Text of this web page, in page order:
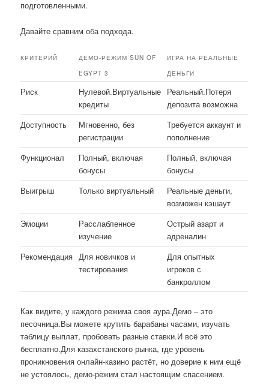
подготовленными.
Давайте сравним оба подхода.
КРИТЕРИЙ
ДЕМО-РЕЖИМ SUN OF
EGYPT 3
ИГРА НА РЕАЛЬНЫЕ
ДЕНЬГИ
Риск
Нулевой.Виртуальные
кредиты
Реальный.Потеря
депозита возможна
Доступность
Мгновенно, без
регистрации
Требуется аккаунт и
пополнение
Функционал
Полный, включая
бонусы
Полный, включая
бонусы
Выигрыш
Только виртуальный
Реальные деньги,
возможен кэшаут
Эмоции
Расслабленное
изучение
Острый азарт и
адреналин
Рекомендация Для новичков и
тестирования
Для опытных
игроков с
банкроллом
Как видите, у каждого режима своя аура.Демо – это
песочница.Вы можете крутить барабаны часами, изучать
таблицу выплат, пробовать разные ставки.И всё это
бесплатно.Для казахстанского рынка, где уровень
проникновения онлайн-казино растёт, но доверие к ним ещё
не устоялось, демо-режим стал настоящим спасением.